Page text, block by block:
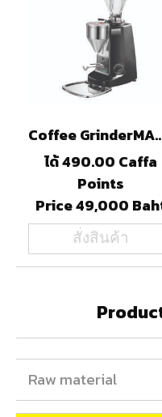
Raw material
Coffee
ได้ 490.00 Caffa
Points
Price 49,000
สั่งสินค้า